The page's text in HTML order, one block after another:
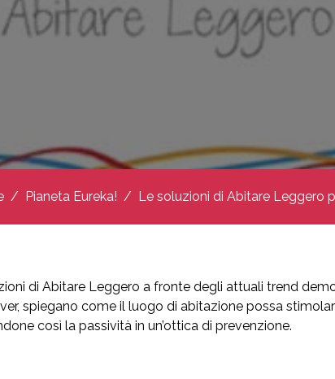
Pianeta Eureka! Le soluzioni di Abitare Leggero
di Abitare Leggero a fronte degli attuali trend
spiegano come il luogo di abitazione possa
così la passività in un’ottica di prevenzione.